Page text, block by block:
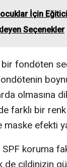
İçin
Seçenekler
fondöten
olmasına
farklı bir
maske efekti
koruma
cildinizin